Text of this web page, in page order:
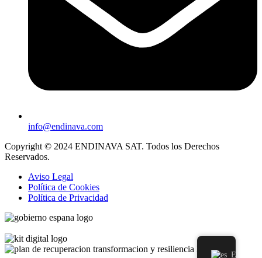
info@endinava.com
Copyright © 2024 ENDINAVA SAT. Todos los Derechos
Reservados.
Aviso Legal
Política de Cookies
Política de Privacidad